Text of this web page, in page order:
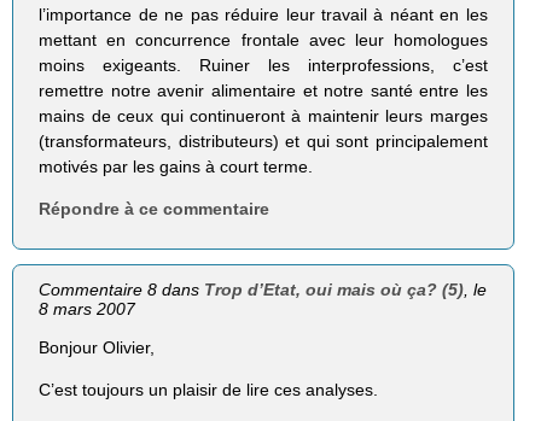
l’importance de ne pas réduire leur travail à néant en les
mettant en concurrence frontale avec leur homologues
moins exigeants. Ruiner les interprofessions, c’est
remettre notre avenir alimentaire et notre santé entre les
mains de ceux qui continueront à maintenir leurs marges
(transformateurs, distributeurs) et qui sont principalement
motivés par les gains à court terme.
Répondre à ce commentaire
Commentaire 8 dans Trop d’Etat, oui mais où ça? (5) , le
8 mars 2007
Bonjour Olivier,
C’est toujours un plaisir de lire ces analyses.